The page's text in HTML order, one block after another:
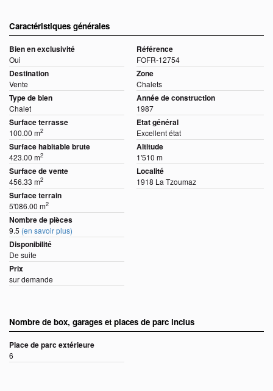
Caractéristiques générales
Bien en exclusivité
Oui
Destination
Vente
Type de bien
Chalet
Surface terrasse
100.00 m2
Surface habitable brute
423.00 m2
Surface de vente
456.33 m2
Surface terrain
5'086.00 m2
Nombre de pièces
9.5 (en savoir plus)
Disponibilité
De suite
Prix
sur demande
Référence
FOFR-12754
Zone
Chalets
Année de construction
1987
Etat général
Excellent état
Altitude
1'510 m
Localité
1918 La Tzoumaz
Nombre de box, garages et places de parc inclus
Place de parc extérieure
6